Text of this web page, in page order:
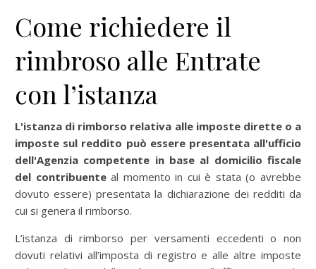
Come richiedere il
rimbroso alle Entrate
con l’istanza
L'istanza di rimborso relativa alle imposte dirette o a
imposte sul reddito può essere presentata all'ufficio
dell'Agenzia competente in base al domicilio fiscale
del contribuenteal momento in cui è stata (o avrebbe
dovuto essere) presentata la dichiarazione dei redditi da
cui si genera il rimborso.
L’istanza di rimborso per versamenti eccedenti o non
dovuti relativi all’imposta di registro e alle altre imposte